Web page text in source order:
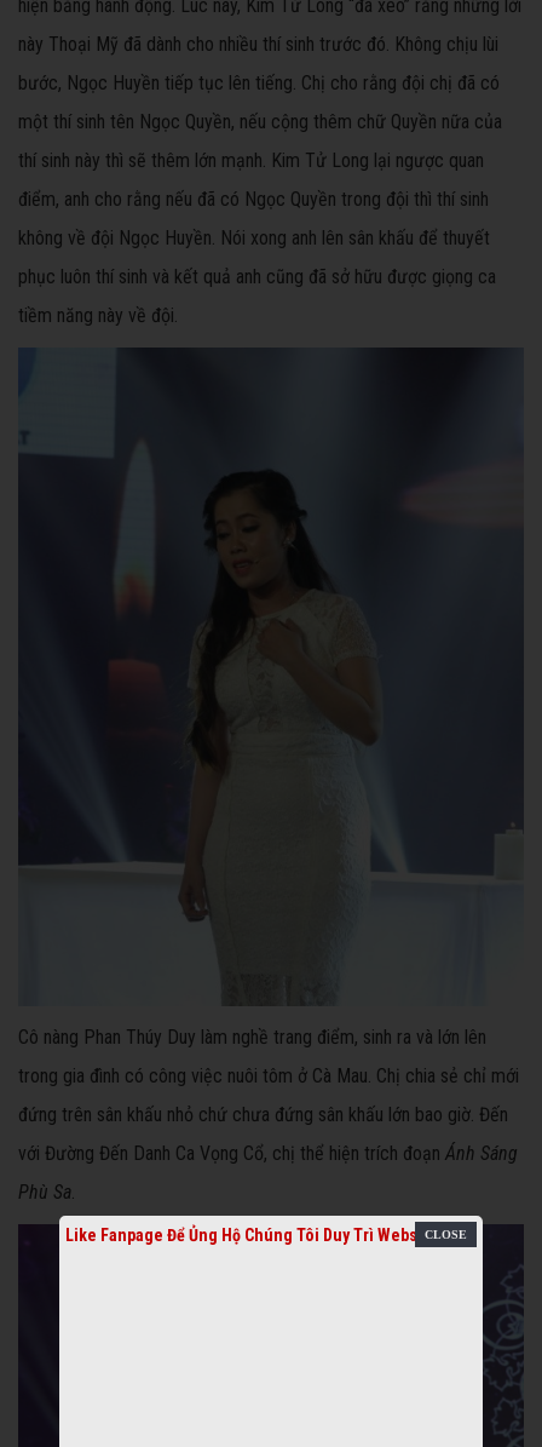
hiện bằng hành động. Lúc này, Kim Tử Long “đá xéo” rằng những lời
này Thoại Mỹ đã dành cho nhiều thí sinh trước đó. Không chịu lùi
bước, Ngọc Huyền tiếp tục lên tiếng. Chị cho rằng đội chị đã có
một thí sinh tên Ngọc Quyền, nếu cộng thêm chữ Quyền nữa của
thí sinh này thì sẽ thêm lớn mạnh. Kim Tử Long lại ngược quan
điểm, anh cho rằng nếu đã có Ngọc Quyền trong đội thì thí sinh
không về đội Ngọc Huyền. Nói xong anh lên sân khấu để thuyết
phục luôn thí sinh và kết quả anh cũng đã sở hữu được giọng ca
tiềm năng này về đội.
Cô nàng Phan Thúy Duy làm nghề trang điểm, sinh ra và lớn lên
trong gia đình có công việc nuôi tôm ở Cà Mau. Chị chia sẻ chỉ mới
đứng trên sân khấu nhỏ chứ chưa đứng sân khấu lớn bao giờ. Đến
với Đường Đến Danh Ca Vọng Cổ, chị thể hiện trích đoạn Ánh Sáng
Phù Sa.
Like Fanpage Để Ủng Hộ Chúng Tôi Duy Trì Website